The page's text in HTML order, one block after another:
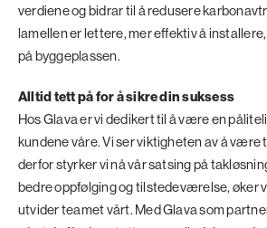
verdiene og bidrar til å redusere
lamellen er lettere, mer effektiv å
på byggeplassen.
Alltid tett på for å sikre din suksess
Hos Glava er vi dedikert til å være en
kundene våre. Vi ser viktigheten av å være
derfor styrker vi nå vår satsing på
bedre oppfølging og tilstedeværelse, øker
utvider teamet vårt. Med Glava som